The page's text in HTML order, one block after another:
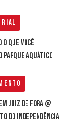
o que você
parque aquático
Juiz de Fora @
do Independência